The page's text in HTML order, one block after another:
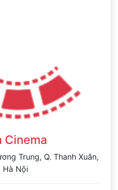
Cinema
Trung, Q. Thanh Xuân,
Hà Nội